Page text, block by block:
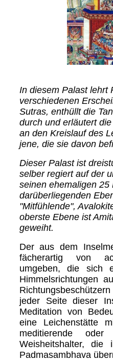
In diesem Palast lehrt
verschiedenen
Sutras, enthüllt die
durch und erläutert
an den Kreislauf des
jene, die sie davon
Dieser Palast ist
selber regiert auf der
seinen ehemaligen
darüberliegenden
"Mitfühlende",
oberste Ebene ist
geweiht.
Der aus dem
fächerartig von
umgeben, die sich
Himmelsrichtungen
jeder Seite dieser
Meditation von
eine Leichenstätte
meditierende oder
Weisheitshalter, die
Padmasambhava